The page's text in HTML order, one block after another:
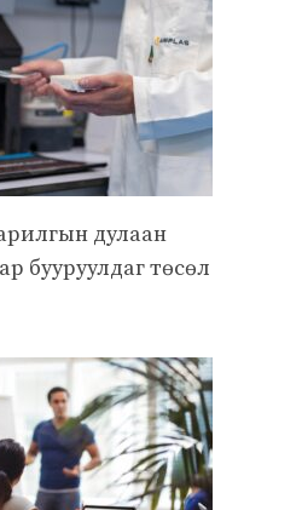
дулаан
бууруулдаг төсөл